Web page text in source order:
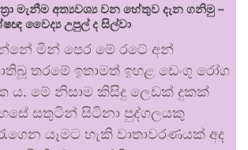
මැනීම අත්‍යවශ්‍ය වන හේතුව දැන ගනිමු –
වෛද්‍ය උපුල් ද සිල්වා
මින් පෙර මේ රටේ අන්
තරමේ ඉතාමත් ඉහළ ඩෙංගු රෝග
ය. මේ නිසාම කිසිදු ලෙඩක් දුකක්
සතුටින් සිටිනා පුද්ගලයකු
යෑමට හැකි වාතාවරණයක් අද